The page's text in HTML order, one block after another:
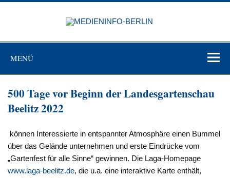
Zum
MENÜ
500 Tage vor Beginn der Landesgartenschau
Beelitz 2022
können Interessierte in entspannter Atmosphäre einen Bummel
über das Gelände unternehmen und erste Eindrücke vom
„Gartenfest für alle Sinne“ gewinnen. Die Laga-Homepage
www.laga-beelitz.de, die u.a. eine interaktive Karte enthält,